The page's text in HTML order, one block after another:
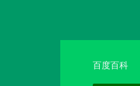
百度百科